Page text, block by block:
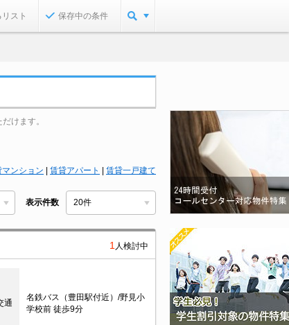
スト 保存中の条件
けます。
マンション 賃貸アパート 賃貸一戸建て
表示件数
1 人検討中
通
名鉄バス（豊田駅付近）/野見小
学校前 徒歩9分